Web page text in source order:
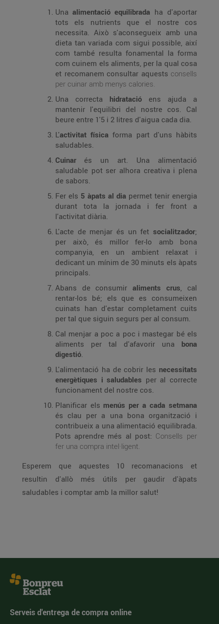
Una alimentació equilibrada ha d'aportar
tots els nutrients que el nostre cos
necessita. Això s'aconsegueix amb una
dieta tan variada com sigui possible, així
com també resulta fonamental la forma
com cuinem els aliments, per la qual cosa
et recomanem consultar aquests consells
per cuinar amb menys calories.
Una correcta hidratació ens ajuda a
mantenir l'equilibri del nostre cos. Cal
beure entre 1'5 i 2 litres d'aigua cada dia.
L'activitat física forma part d'uns hàbits
saludables.
Cuinar és un art. Una alimentació
saludable pot ser alhora creativa i plena
de sabors.
Fer els 5 àpats al dia permet tenir energia
durant tota la jornada i fer front a
l'activitat diària.
L'acte de menjar és un fet socialitzador;
per això, és millor fer-lo amb bona
companyia, en un ambient relaxat i
dedicant un mínim de 30 minuts els àpats
principals.
Abans de consumir aliments crus, cal
rentar-los bé; els que es consumeixen
cuinats han d'estar completament cuits
per tal que siguin segurs per al consum.
Cal menjar a poc a poc i mastegar bé els
aliments per tal d'afavorir una bona
digestió.
L'alimentació ha de cobrir les necessitats
energètiques i saludables per al correcte
funcionament del nostre cos.
Planificar els menús per a cada setmana
és clau per a una bona organització i
contribueix a una alimentació equilibrada.
Pots aprendre més al post: Consells per
fer una compra intel·ligent.
Esperem que aquestes 10 recomanacions et
resultin d'allò més útils per gaudir d'àpats
saludables i comptar amb la millor salut!
Serveis d'entrega de compra online